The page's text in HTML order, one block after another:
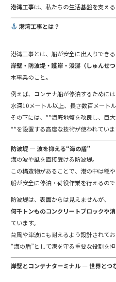
港湾工事は、私たちの生活基盤を支え
港湾工事とは？
港湾工事とは、船が安全に出入りできる
岸壁・防波堤・護岸・浚渫（しゅんせ
木事業のこと。
例えば、コンテナ船が停泊するためには
水深10メートル以上、長さ数百メート
その下には、**海底地盤を改良し、巨
**を設置する高度な技術が使われていま
防波堤 ― 波を抑える“海の盾”
海の波や風を直接受ける防波堤。
この構造物があることで、港の中は穏や
船が安全に停泊・荷役作業を行えるので
防波堤は、表面からは見えませんが、
何千トンものコンクリートブロックや
ています。
台風や津波にも耐えるよう設計されてお
“海の盾”として港を守る重要な役割を担
岸壁とコンテナターミナル ― 世界とつ